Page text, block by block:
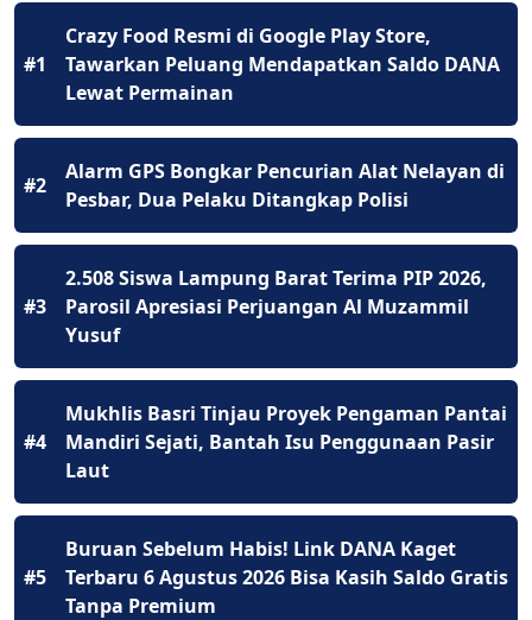
#1
Crazy Food Resmi di Google Play Store,
Tawarkan Peluang Mendapatkan Saldo DANA
Lewat Permainan
#2
Alarm GPS Bongkar Pencurian Alat Nelayan di
Pesbar, Dua Pelaku Ditangkap Polisi
#3
2.508 Siswa Lampung Barat Terima PIP 2026,
Parosil Apresiasi Perjuangan Al Muzammil
Yusuf
#4
Mukhlis Basri Tinjau Proyek Pengaman Pantai
Mandiri Sejati, Bantah Isu Penggunaan Pasir
Laut
#5
Buruan Sebelum Habis! Link DANA Kaget
Terbaru 6 Agustus 2026 Bisa Kasih Saldo Gratis
Tanpa Premium